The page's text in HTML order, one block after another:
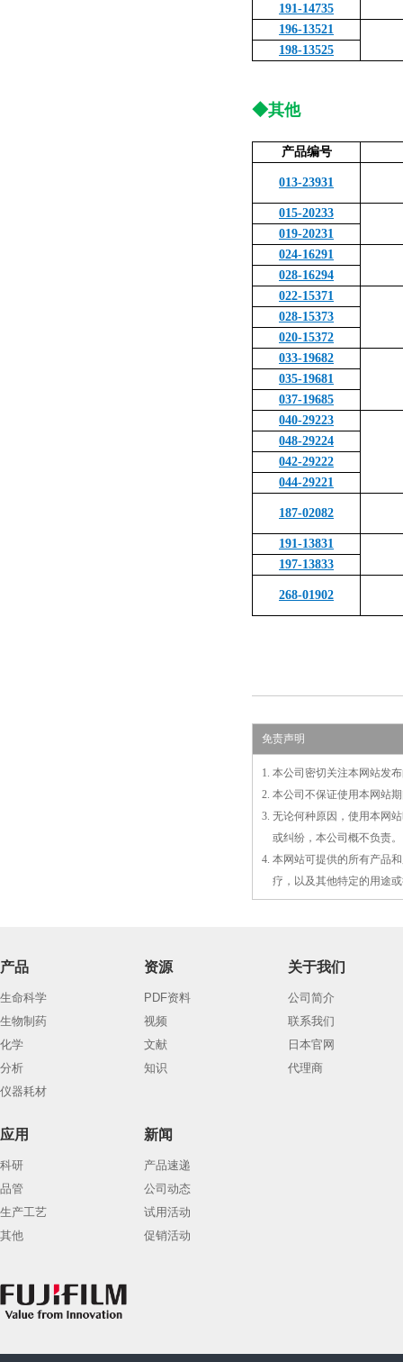
191-14735
196-13521
198-13525
◆其他
产品编号
013-23931
015-20233
019-20231
024-16291
028-16294
022-15371
028-15373
020-15372
033-19682
035-19681
037-19685
040-29223
048-29224
042-29222
044-29221
187-02082
191-13831
197-13833
268-01902
免责声明
1. 本公司密切关注本网站发
2. 本公司不保证使用本网站
3. 无论何种原因，使用本网
或纠纷，本公司概不负责。
4. 本网站可提供的所有产品
疗，以及其他特定的用途
产品
生命科学
生物制药
化学
分析
仪器耗材
资源
PDF资料
视频
文献
知识
关于我们
公司简介
联系我们
日本官网
代理商
应用
科研
品管
生产工艺
其他
新闻
产品速递
公司动态
试用活动
促销活动